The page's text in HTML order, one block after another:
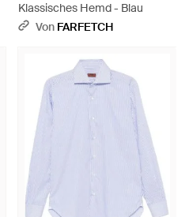
Klassisches Hemd - Blau
Von FARFETCH